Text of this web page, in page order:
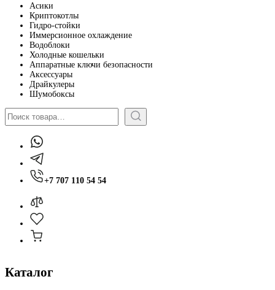
Асики
Криптокотлы
Гидро-стойки
Иммерсионное охлаждение
Водоблоки
Холодные кошельки
Аппаратные ключи безопасности
Аксессуары
Драйкулеры
Шумобоксы
Поиск
+7 707 110 54 54
Каталог